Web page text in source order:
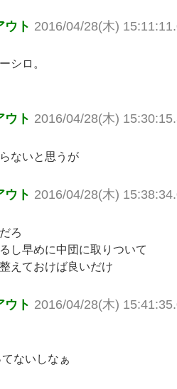
ウト 2016/04/28(木)
シロ。
ウト 2016/04/28(木)
ないと思うが
ウト 2016/04/28(木)
ろ
し早めに中団に取りついて
えておけば良いだけ
ウト 2016/04/28(木)
ないしなぁ